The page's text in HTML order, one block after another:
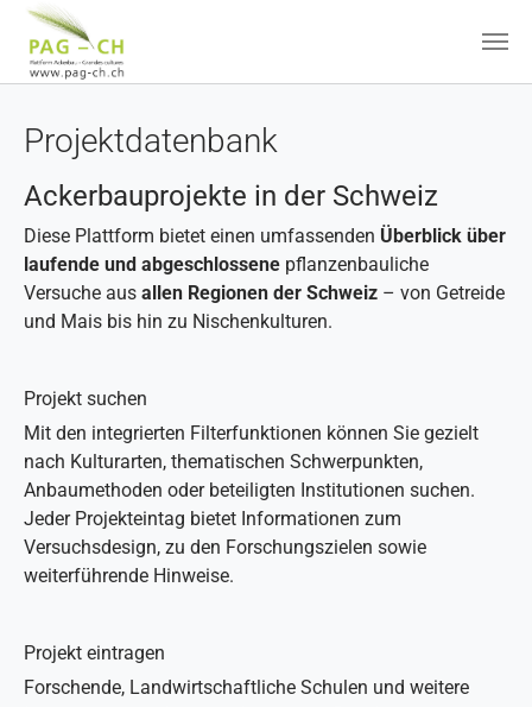
Projektdatenbank
Ackerbauprojekte in der Schweiz
Diese Plattform bietet einen umfassenden Überblick über
laufende und abgeschlossene pflanzenbauliche
Versuche aus allen Regionen der Schweiz – von Getreide
und Mais bis hin zu Nischenkulturen.
Projekt suchen
Mit den integrierten Filterfunktionen können Sie gezielt
nach Kulturarten, thematischen Schwerpunkten,
Anbaumethoden oder beteiligten Institutionen suchen.
Jeder Projekteintag bietet Informationen zum
Versuchsdesign, zu den Forschungszielen sowie
weiterführende Hinweise.
Projekt eintragen
Forschende, Landwirtschaftliche Schulen und weitere